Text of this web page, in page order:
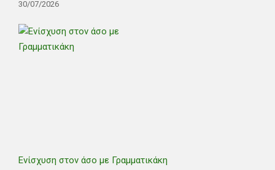
30/07/2026
Ενίσχυση στον άσο με Γραμματικάκη